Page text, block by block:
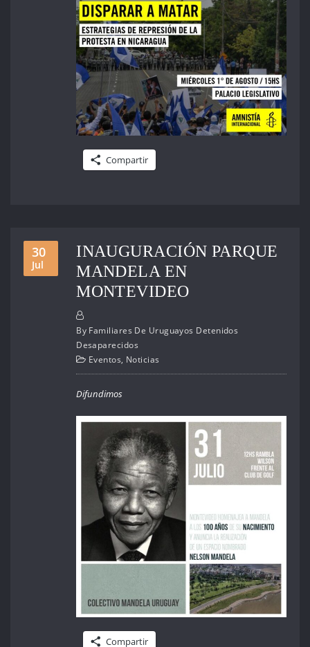
Compartir
30
Jul
INAUGURACIÓN PARQUE
MANDELA EN
MONTEVIDEO
By Familiares De Uruguayos Detenidos
Desaparecidos
Eventos, Noticias
Difundimos
Compartir